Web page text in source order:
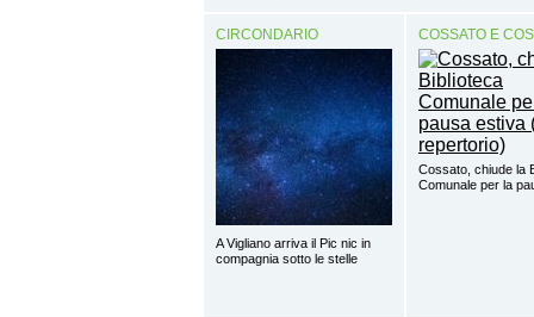
CIRCONDARIO
A Vigliano arriva il Pic nic in
compagnia sotto le stelle
COSSATO E
Cossato, chiude la
Comunale per la